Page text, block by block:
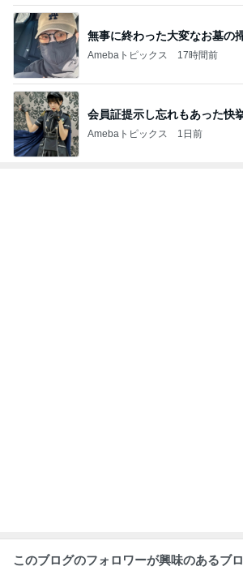
無事に終わった大変なお墓の
Amebaトピックス 17時間前
会員証提示し忘れもあった快
Amebaトピックス 1日前
このブログのフォロワーが興味のあるブ